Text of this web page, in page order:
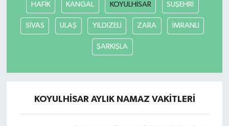
HAFİK KANGAL KOYULHİSAR SUŞEHRİ
SİVAS ULAŞ YILDIZELİ ZARA İMRANLI
ŞARKIŞLA
KOYULHİSAR AYLIK NAMAZ VAKITLERI